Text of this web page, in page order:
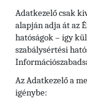
Adatkezelő csak
alapján adja át az
hatóságok – így
szabálysértési
Az Adatkezelő a
igénybe: